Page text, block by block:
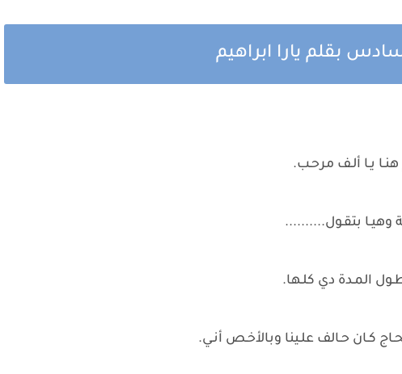
بقلم يارا ابراهيم
يـا ألـف مرحـب.
وهيـا بتقـول..........
المـدة دي كلـها.
كـان حـالف علـينا وبالأخـص أنـي.